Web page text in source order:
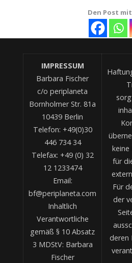
Den Post
IMPRESSUM
Barbara Fischer
c/o periplaneta
Bornholmer Str. 81a
10439 Berlin
Telefon: +49(0)30
446 734 34
Telefax: +49 (0) 32
12 1233474
Email:
bf@periplaneta.com
Inhaltlich
Verantwortliche
gemäß § 10 Absatz
3 MDStV: Barbara
Fischer
keine
für
Für
der
deren